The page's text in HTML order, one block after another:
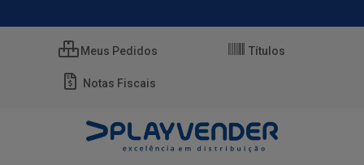
Meus Pedidos Títulos
Notas Fiscais